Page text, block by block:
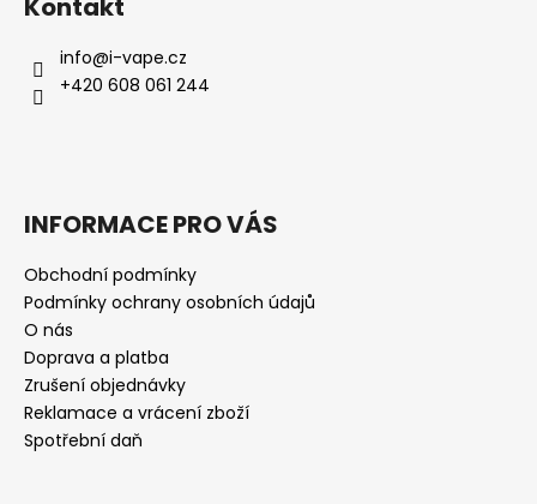
Kontakt
info@i-vape.cz
+420 608 061 244
INFORMACE PRO VÁS
Obchodní podmínky
Podmínky ochrany osobních údajů
O nás
Doprava a platba
Zrušení objednávky
Reklamace a vrácení zboží
Spotřební daň